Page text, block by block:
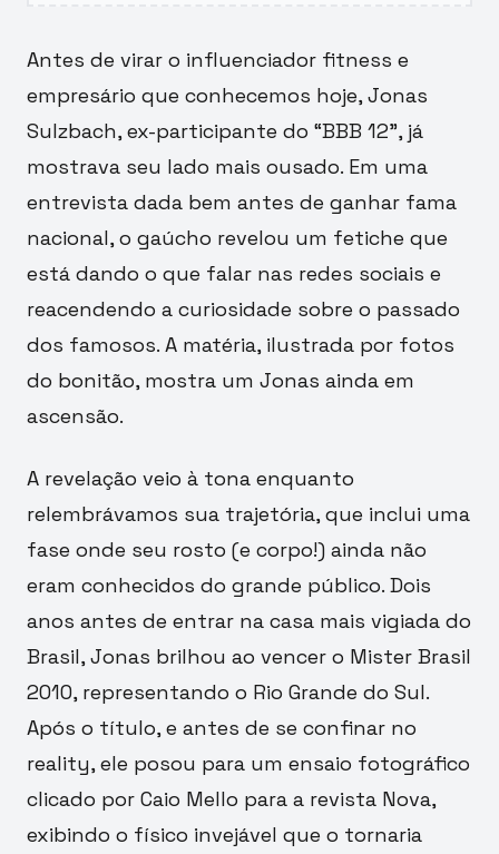
Antes de virar o influenciador fitness e
empresário que conhecemos hoje, Jonas
Sulzbach, ex-participante do “BBB 12”, já
mostrava seu lado mais ousado. Em uma
entrevista dada bem antes de ganhar fama
nacional, o gaúcho revelou um fetiche que
está dando o que falar nas redes sociais e
reacendendo a curiosidade sobre o passado
dos famosos. A matéria, ilustrada por fotos
do bonitão, mostra um Jonas ainda em
ascensão.
A revelação veio à tona enquanto
relembrávamos sua trajetória, que inclui uma
fase onde seu rosto (e corpo!) ainda não
eram conhecidos do grande público. Dois
anos antes de entrar na casa mais vigiada do
Brasil, Jonas brilhou ao vencer o Mister Brasil
2010, representando o Rio Grande do Sul.
Após o título, e antes de se confinar no
reality, ele posou para um ensaio fotográfico
clicado por Caio Mello para a revista Nova,
exibindo o físico invejável que o tornaria